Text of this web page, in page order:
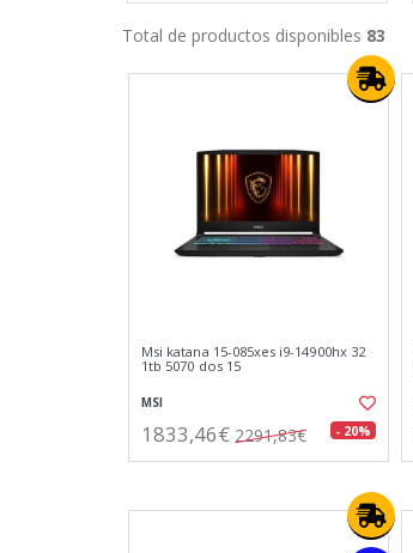
Total de productos disponibles 83
Msi katana 15-085xes i9-14900hx 32
1tb 5070 dos 15
MSI
1833,46€ 2291,83€ - 20%